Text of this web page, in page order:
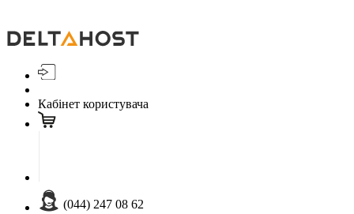
Кабінет користувача
(044) 247 08 62